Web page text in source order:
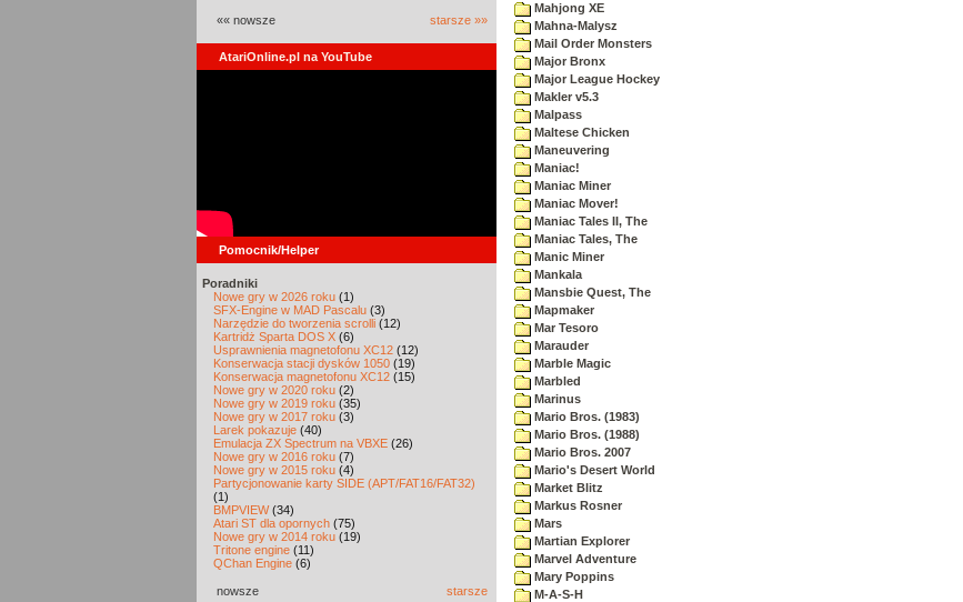
«« nowsze starsze »»
AtariOnline.pl na YouTube
Pomocnik/Helper
Poradniki
Nowe gry w 2026 roku (1)
SFX-Engine w MAD Pascalu (3)
Narzędzie do tworzenia scrolli (12)
Kartridż Sparta DOS X (6)
Usprawnienia magnetofonu XC12 (12)
Konserwacja stacji dysków 1050 (19)
Konserwacja magnetofonu XC12 (15)
Nowe gry w 2020 roku (2)
Nowe gry w 2019 roku (35)
Nowe gry w 2017 roku (3)
Larek pokazuje (40)
Emulacja ZX Spectrum na VBXE (26)
Nowe gry w 2016 roku (7)
Nowe gry w 2015 roku (4)
Partycjonowanie karty SIDE (APT/FAT16/FAT32)
(1)
BMPVIEW(34)
Atari ST dla opornych (75)
Nowe gry w 2014 roku (19)
Tritone engine (11)
QChan Engine (6)
nowsze starsze
Mahjong XE
Mahna-Malysz
Mail Order Monsters
Major Bronx
Major League Hockey
Makler v5.3
Malpass
Maltese Chicken
Maneuvering
Maniac!
Maniac Miner
Maniac Mover!
Maniac Tales II, The
Maniac Tales, The
Manic Miner
Mankala
Mansbie Quest, The
Mapmaker
Mar Tesoro
Marauder
Marble Magic
Marbled
Marinus
Mario Bros. (1983)
Mario Bros. (1988)
Mario Bros. 2007
Mario's Desert World
Market Blitz
Markus Rosner
Mars
Martian Explorer
Marvel Adventure
Mary Poppins
M-A-S-H